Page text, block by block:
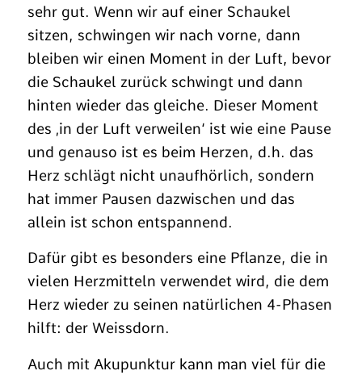
sehr gut. Wenn wir auf einer Schaukel
sitzen, schwingen wir nach vorne, dann
bleiben wir einen Moment in der Luft, bevor
die Schaukel zurück schwingt und dann
hinten wieder das gleiche. Dieser Moment
des ‚in der Luft verweilen‘ ist wie eine Pause
und genauso ist es beim Herzen, d.h. das
Herz schlägt nicht unaufhörlich, sondern
hat immer Pausen dazwischen und das
allein ist schon entspannend.
Dafür gibt es besonders eine Pflanze, die in
vielen Herzmitteln verwendet wird, die dem
Herz wieder zu seinen natürlichen 4-Phasen
hilft: der Weissdorn.
Auch mit Akupunktur kann man viel für die